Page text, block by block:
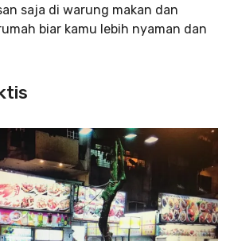
saja di warung makan dan
biar kamu lebih nyaman dan